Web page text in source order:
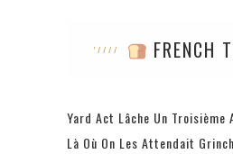
FRENCH
Yard Act Lâche Un Troisième
Là Où On Les Attendait